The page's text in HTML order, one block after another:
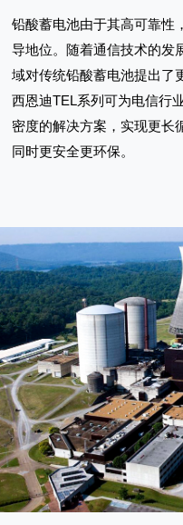
铅酸蓄电池由于其高可靠性
导地位。随着通信技术的发
域对传统铅酸蓄电池提出了
西恩迪TEL系列可为电信行
密度的解决方案，实现更长
同时更安全更环保。